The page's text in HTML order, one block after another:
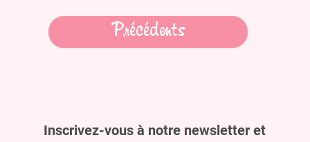
des
articles
Précédents
Inscrivez-vous à notre newsletter et